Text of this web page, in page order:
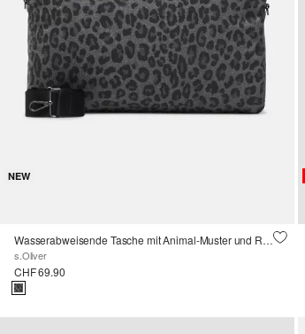
NEW
Wasserabweisende Tasche mit Animal-Muster und Reißverschluss
s.Oliver
CHF 69.90